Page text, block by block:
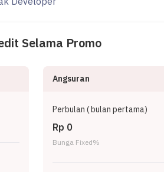
Selama Promo
Angsuran
Perbulan (bulan pertama)
Rp 0
Bunga Fixed%